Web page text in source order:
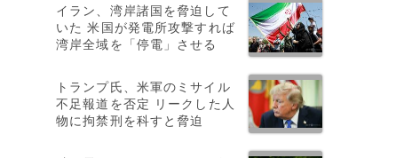
イラン、湾岸諸国を脅迫して
いた 米国が発電所攻撃すれば
湾岸全域を「停電」させる
トランプ氏、米軍のミサイル
不足報道を否定 リークした人
物に拘禁刑を科すと脅迫